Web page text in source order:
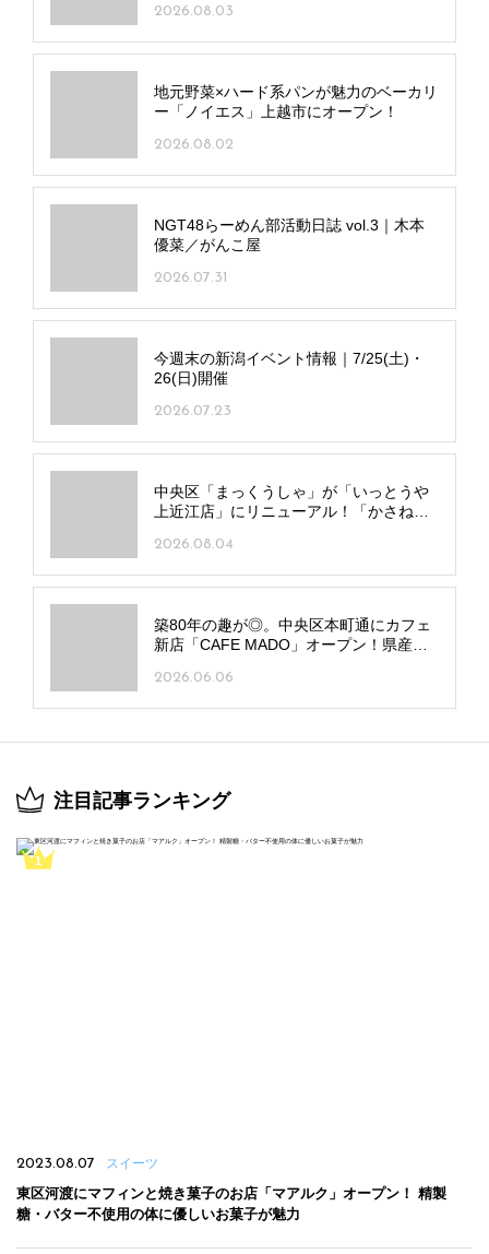
2026.08.03
地元野菜×ハード系パンが魅力のベーカリ
ー「ノイエス」上越市にオープン！
2026.08.02
NGT48らーめん部活動日誌 vol.3｜木本
優菜／がんこ屋
2026.07.31
今週末の新潟イベント情報｜7/25(土)・
26(日)開催
2026.07.23
中央区「まっくうしゃ」が「いっとうや
上近江店」にリニューアル！「かさね
2026.08.04
築80年の趣が◎。中央区本町通にカフェ
新店「CAFE MADO」オープン！県産食
2026.06.06
注目記事ランキング
2023.08.07 スイーツ
東区河渡にマフィンと焼き菓子のお店「マアルク」オープン！ 精製
糖・バター不使用の体に優しいお菓子が魅力